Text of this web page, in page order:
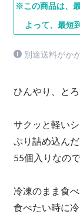
※この商品は、
よって、最短
別途送料がか
ひんやり、と
サクッと軽い
ぷり詰め込ん
55個入りなの
冷凍のまま食
食べたい時に